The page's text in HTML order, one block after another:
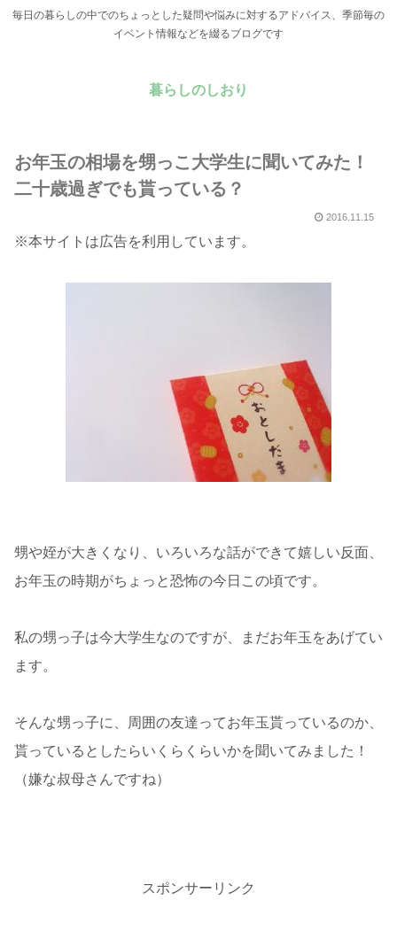
毎日の暮らしの中でのちょっとした疑問や悩みに対するアドバイス、季節毎の
イベント情報などを綴るブログです
暮らしのしおり
お年玉の相場を甥っこ大学生に聞いてみた！
二十歳過ぎでも貰っている？
2016.11.15
※本サイトは広告を利用しています。
甥や姪が大きくなり、いろいろな話ができて嬉しい反面、
お年玉の時期がちょっと恐怖の今日この頃です。
私の甥っ子は今大学生なのですが、まだお年玉をあげてい
ます。
そんな甥っ子に、周囲の友達ってお年玉貰っているのか、
貰っているとしたらいくらくらいかを聞いてみました！
（嫌な叔母さんですね）
スポンサーリンク